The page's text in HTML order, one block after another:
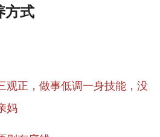
方式
观正，做事低调一身技能，没
妈